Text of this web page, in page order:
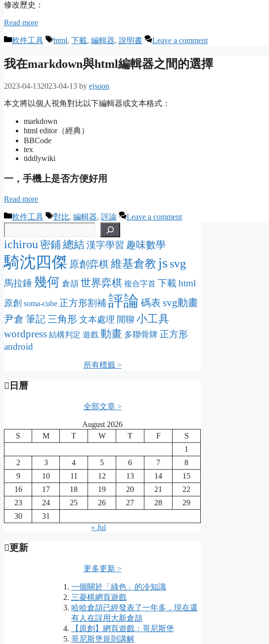
修改歷史：
Read more
Categories
軟件工具 Tags
html, 下載, 編輯器, 說明書 Leave a comment
我在markdown與html編輯器之間的選擇
2023-04-132023-04-13 by ejsoon
本文將以個人視角對比以下編輯器或文本格式：
markdown
html editor（經典）
BBCode
tex
tiddlywiki
一，手機上是否方便好用
Read more
Categories
軟件工具 Tags
對比, 編輯器, 評論 Leave a comment
ichirou 密鋪總結 漢字學習 趣味數學
騎沈四傑 原創弈棋維基倉教 js svg
馬拉錘 幾何 倉頡 世界弈棋 複合字首 下載 html
原創 soma-cube 正方形割補 評論 碼表 svg動畫
尹倉 筆記 三角形 文本處理 閒聊 小工具
wordpress 結構判定 遊戲 動畫 多聯骨牌 正方形
android
所有標籤 >
日曆
全部文章 >
August 2026
S
M T W T F
S
1
2
3 4 5 6 7
8
9
10 11 12 13 14
15
16
17 18 19 20 21
22
23
24 25 26 27 28
29
30
31
« Jul
更新
更多更新 >
一個關於「綠色」的冷知識
三菱棋網頁遊戲
哈哈倉頡已經發表了一年多，現在還
有人在誤用大新倉頡
【原創】網頁遊戲：哥尼斯堡
哥尼斯堡規則講解